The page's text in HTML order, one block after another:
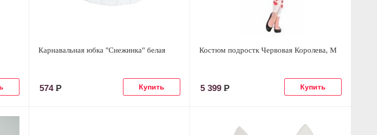
Карнавальная юбка "Снежинка" белая
574 Р
Костюм подростк Червовая Королева, M
5 399Р